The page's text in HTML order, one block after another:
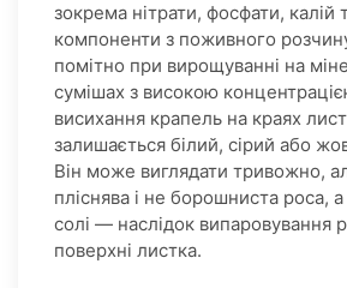
зокрема нітрати, фосфати, калій
компоненти з поживного
помітно при вирощуванні на
сумішах з високою
висихання крапель на краях
залишається білий, сірий або
Він може виглядати тривожно,
пліснява і не борошниста роса, а
солі — наслідок випаровування
поверхні листка.